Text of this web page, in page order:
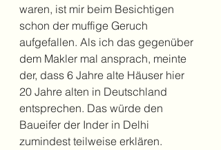
waren, ist mir beim Besichtigen
schon der muffige Geruch
aufgefallen. Als ich das gegenüber
dem Makler mal ansprach, meinte
der, dass 6 Jahre alte Häuser hier
20 Jahre alten in Deutschland
entsprechen. Das würde den
Baueifer der Inder in Delhi
zumindest teilweise erklären.